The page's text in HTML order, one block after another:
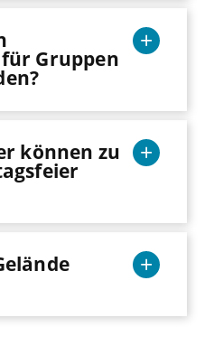
Gruppen
können zu